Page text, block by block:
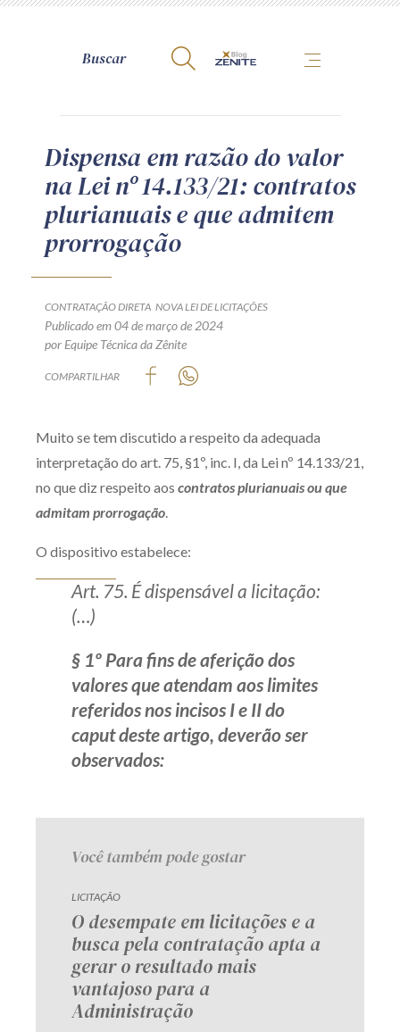
A Zênite
Como publicar conosco
Site da Zênite
Contato
Política de Privacidade
Guia de Direitos dos Titulares de Dados
Encarregado (contato)
Zênite Fácil IA
Zênite Play
Orientação por Escrito
Mentoria Zênite
Zênite Online
Eventos presenciais
Zênite in Company
Diferenciais
Receba por RSS
Batel Curitiba /PR CEP80240-000
Telefone (41) 2109-8666
Whatsapp (41) 98881-6616
Dispensa em razão do valor
na Lei nº 14.133/21: contratos
plurianuais e que admitem
prorrogação
CONTRATAÇÃO DIRETA NOVA LEI DE LICITAÇÕES
Publicado em 04 de março de 2024
por Equipe Técnica da Zênite
COMPARTILHAR
Muito se tem discutido a respeito da adequada
interpretação do art. 75, §1º, inc. I, da Lei nº 14.133/21,
no que diz respeito aos contratos plurianuais ou que
admitam prorrogação.
O dispositivo estabelece:
Art. 75. É dispensável a licitação:
(…)
§ 1º Para fins de aferição dos
valores que atendam aos limites
referidos nos incisos I e II do
caput deste artigo, deverão ser
observados:
Você também pode gostar
LICITAÇÃO
O desempate em licitações e a
busca pela contratação apta a
gerar o resultado mais
vantajoso para a
Administração